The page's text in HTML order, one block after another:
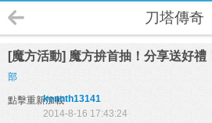
刀塔傳奇
[魔方活動] 魔方拚首抽！分享送好禮
部
點擊重新加載kennth13141
2014-8-16 17:43:24